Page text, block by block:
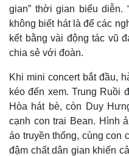
gian” thời gian biểu diễn.
không biết hát là để các
kết bằng vài động tác vũ
chia sẻ với đoàn.
Khi mini concert bắt đầu,
kéo đến xem. Trung Ruồi
Hòa hát bè, còn Duy
cạnh con trai Bean. Hình
áo truyền thống, cùng con
đậm chất dân gian khiến